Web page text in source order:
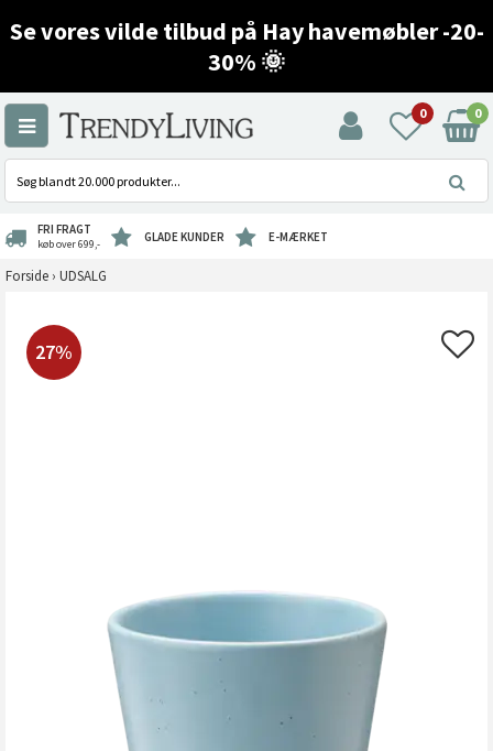
Se vores vilde tilbud på Hay havemøbler -20-
30% 🌞
0 0
FRI FRAGT
køb over 699,- GLADE KUNDER E-MÆRKET
Forside › UDSALG
27%